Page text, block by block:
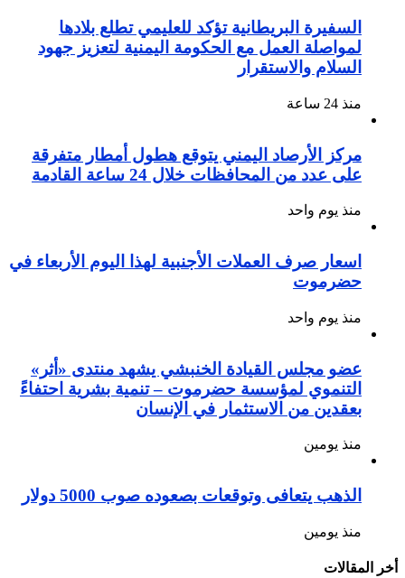
السفيرة البريطانية تؤكد للعليمي تطلع بلادها
لمواصلة العمل مع الحكومة اليمنية لتعزيز جهود
السلام والاستقرار
منذ 24 ساعة
مركز الأرصاد اليمني يتوقع هطول أمطار متفرقة
على عدد من المحافظات خلال 24 ساعة القادمة
منذ يوم واحد
اسعار صرف العملات الأجنبية لهذا اليوم الأربعاء في
حضرموت
منذ يوم واحد
عضو مجلس القيادة الخنبشي يشهد منتدى «أثر»
التنموي لمؤسسة حضرموت – تنمية بشرية احتفاءً
بعقدين من الاستثمار في الإنسان
منذ يومين
الذهب يتعافى وتوقعات بصعوده صوب 5000 دولار
منذ يومين
أخر المقالات